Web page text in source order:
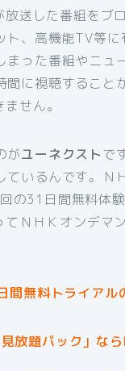
放送した番組をブ
、高機能TV等
まった番組やニ
に視聴すること
せん。
がユーネクストで
ているんです。
の31日間無料体
ＮＨＫオンデマ
間無料トライアル
見放題パック」な